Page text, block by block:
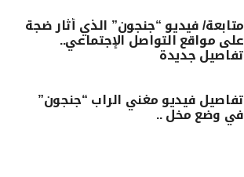
متابعة/ فيديو “جنجون” الذي أثار ضجة
على مواقع التواصل الإجتماعي..
تفاصيل جديدة
تفاصيل فيديو مغني الراب “جنجون”
في وضع مخل ..